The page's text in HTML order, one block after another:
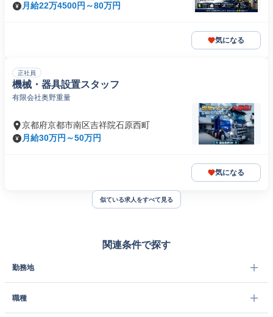
月給22万4500円～80万円
気になる
正社員
機械・器具設置スタッフ
有限会社奥野重量
京都府京都市南区吉祥院石原西町
月給30万円～50万円
気になる
似ている求人をすべて見る
関連条件で探す
勤務地
職種